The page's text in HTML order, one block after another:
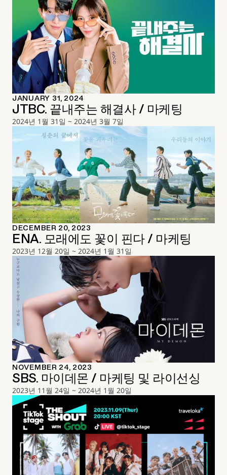
JANUARY 31, 2024
JTBC. 끝내주는 해결사 / 마케팅
2024년 1월 31일 ~ 2024년 3월 7일
DECEMBER 20, 2023
ENA. 모래에도 꽃이 핀다 / 마케팅
2023년 12월 20일 ~ 2024년 1월 31일
NOVEMBER 24, 2023
SBS. 마이데몬 / 마케팅 및 라이선싱
2023년 11월 24일 ~ 2024년 1월 20일